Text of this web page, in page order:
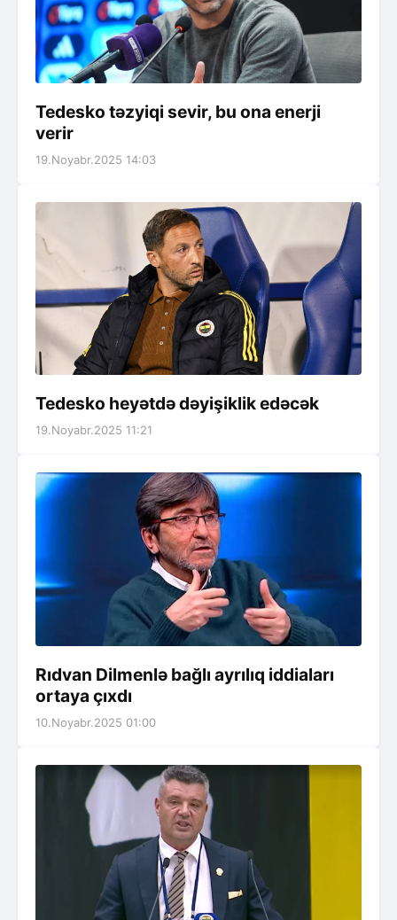
Tedesko təzyiqi sevir, bu ona enerji
verir
19.Noyabr.2025 14:03
Tedesko heyətdə dəyişiklik edəcək
19.Noyabr.2025 11:21
Rıdvan Dilmenlə bağlı ayrılıq iddiaları
ortaya çıxdı
10.Noyabr.2025 01:00